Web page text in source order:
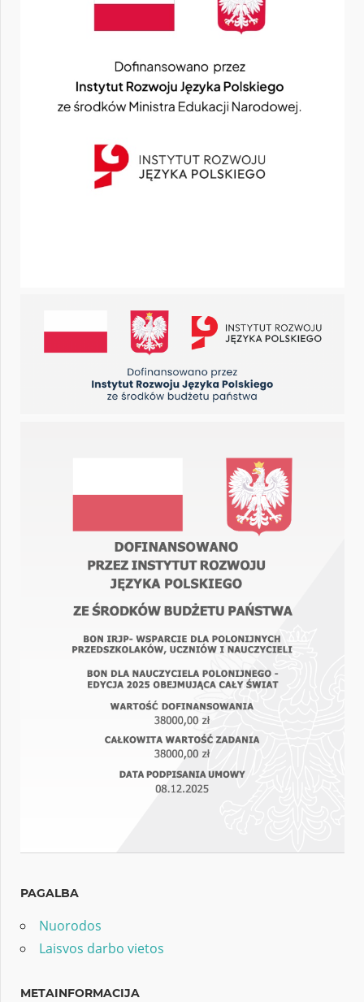
PAGALBA
Nuorodos
Laisvos darbo vietos
METAINFORMACIJA